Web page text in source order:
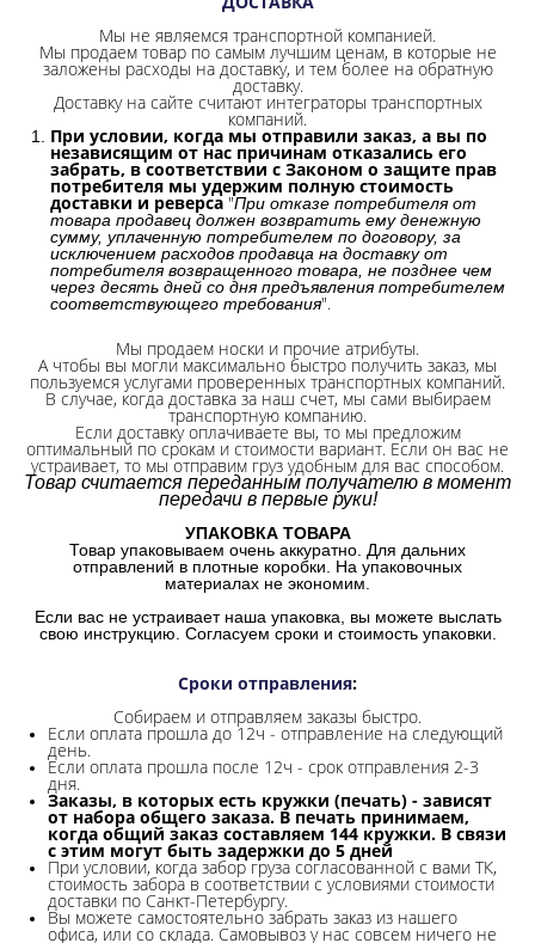
Мы не являемся транспортной компанией.
Мы продаем товар по самым лучшим ценам, в которые не
заложены расходы на доставку, и тем более на обратную
доставку.
Доставку на сайте считают интеграторы транспортных
компаний.
При условии, когда мы отправили заказ, а вы по
независящим от нас причинам отказались его
забрать, в соответствии с Законом о защите прав
потребителя мы удержим полную стоимость
доставки и реверса "При отказе потребителя от
товара продавец должен возвратить ему денежную
сумму, уплаченную потребителем по договору, за
исключением расходов продавца на доставку от
потребителя возвращенного товара, не позднее чем
через десять дней со дня предъявления потребителем
соответствующего требования".
Мы продаем носки и прочие атрибуты.
А чтобы вы могли максимально быстро получить заказ, мы
пользуемся услугами проверенных транспортных компаний.
В случае, когда доставка за наш счет, мы сами выбираем
транспортную компанию.
Если доставку оплачиваете вы, то мы предложим
оптимальный по срокам и стоимости вариант. Если он вас не
устраивает, то мы отправим груз удобным для вас способом.
Товар считается переданным получателю в момент
передачи в первые руки!
УПАКОВКА ТОВАРА
Товар упаковываем очень аккуратно. Для дальних
отправлений в плотные коробки. На упаковочных
материалах не экономим.
Если вас не устраивает наша упаковка, вы можете выслать
свою инструкцию. Согласуем сроки и стоимость упаковки.
Сроки отправления:
Собираем и отправляем заказы быстро.
Если оплата прошла до 12ч - отправление на следующий
день.
Если оплата прошла после 12ч - срок отправления 2-3
дня.
Заказы, в которых есть кружки (печать) - зависят
от набора общего заказа. В печать принимаем,
когда общий заказ составляем 144 кружки. В связи
с этим могут быть задержки до 5 дней
При условии, когда забор груза согласованной с вами ТК,
стоимость забора в соответствии с условиями стоимости
доставки по Санкт-Петербургу.
Вы можете самостоятельно забрать заказ из нашего
офиса, или со склада. Самовывоз у нас совсем ничего не